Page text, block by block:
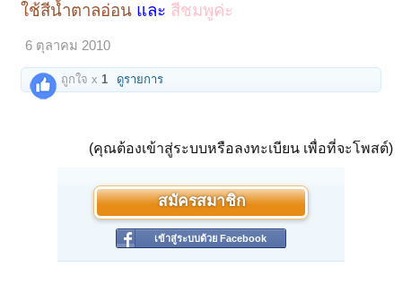
ใช้สีน้ำตาลอ่อน และ สีชมพูค่ะ
6 ตุลาคม 2010
ถูกใจ x1 ดูรายการ
(คุณต้องเข้าสู่ระบบหรือลงทะเบียน เพื่อที่จะโพสต์)
สมัครสมาชิก
เข้าสู่ระบบด้วย Facebook